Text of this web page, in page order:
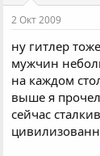
2 Окт 2009
ну гитлер
мужчин
на каждом
выше я
сейчас